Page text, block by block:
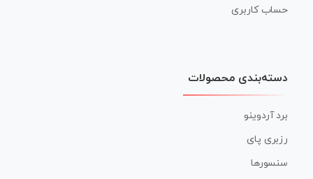
حساب کاربری
دسته‌بندی محصولات
برد آردوینو
رزبری پای
سنسورها